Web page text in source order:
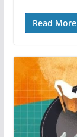
Read More